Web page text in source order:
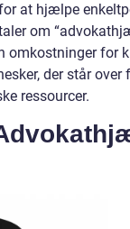
at hjælpe
om
omkostninger for
der står over
ressourcer.